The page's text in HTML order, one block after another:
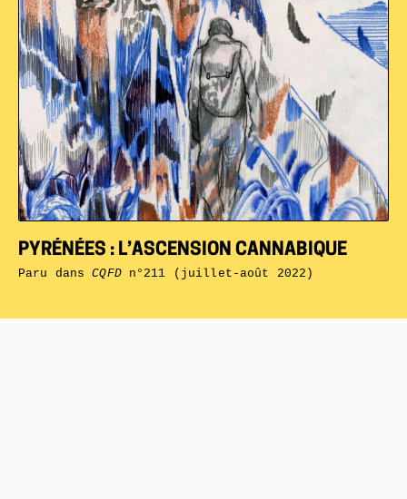
PYRÉNÉES : L’ASCENSION CANNABIQUE
Paru dansCQFDn°211 (juillet-août 2022)